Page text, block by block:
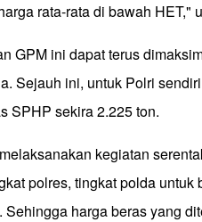
rata-rata di bawah HET,"
GPM ini dapat terus
Sejauh ini, untuk Polri
SPHP sekira 2.225 ton.
kegiatan
polres, tingkat polda untuk
Sehingga harga beras yang